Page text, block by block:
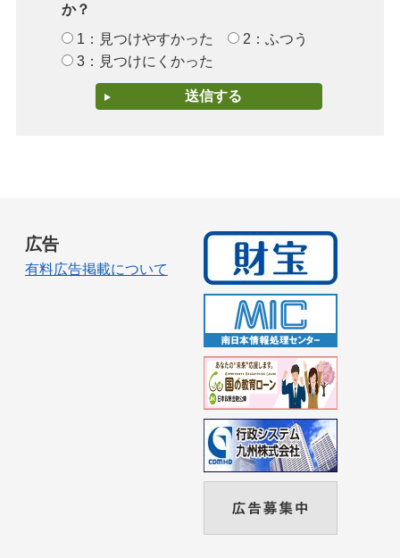
か？
1：見つけやすかった
2：ふつう
3：見つけにくかった
広告
有料広告掲載について